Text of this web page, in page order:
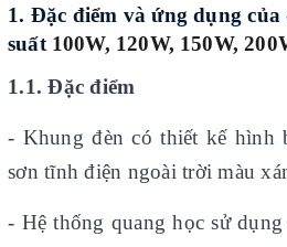
1. Đặc điểm và ứng dụng
suất 100W, 120W, 150W,
1.1. Đặc điểm
- Khung đèn có thiết kế hình
sơn tĩnh điện ngoài trời màu
- Hệ thống quang học sử